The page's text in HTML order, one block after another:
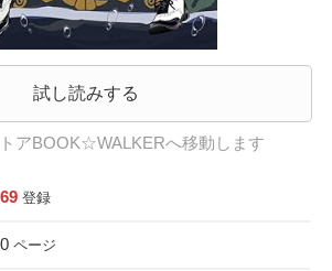
試し読みする
アBOOK☆WALKERへ移動します
69 登録
0 ページ